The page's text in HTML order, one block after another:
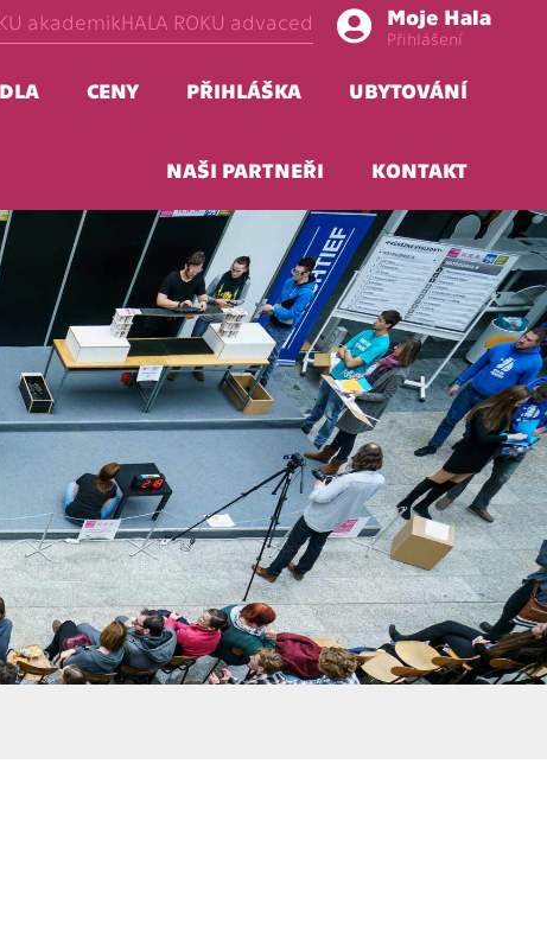
akademikHALA ROKU advaced Moje Hala
Přihlášení
CENY PŘIHLÁŠKA UBYTOVÁNÍ
NAŠI PARTNEŘI KONTAKT